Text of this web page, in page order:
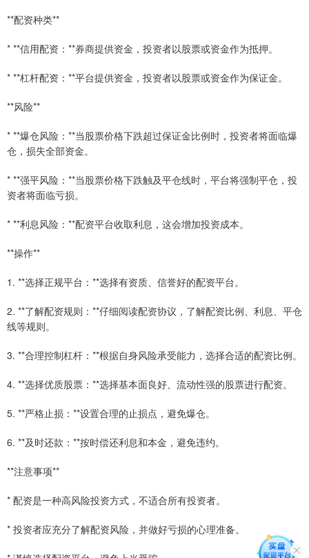
**配资种类**
* **信用配资：**券商提供资金，投资者以股票或资金作为抵押。
* **杠杆配资：**平台提供资金，投资者以股票或资金作为保证金。
**风险**
* **爆仓风险：**当股票价格下跌超过保证金比例时，投资者将面临爆
仓，损失全部资金。
* **强平风险：**当股票价格下跌触及平仓线时，平台将强制平仓，投
资者将面临亏损。
* **利息风险：**配资平台收取利息，这会增加投资成本。
**操作**
1. **选择正规平台：**选择有资质、信誉好的配资平台。
2. **了解配资规则：**仔细阅读配资协议，了解配资比例、利息、平仓
线等规则。
3. **合理控制杠杆：**根据自身风险承受能力，选择合适的配资比例。
4. **选择优质股票：**选择基本面良好、流动性强的股票进行配资。
5. **严格止损：**设置合理的止损点，避免爆仓。
6. **及时还款：**按时偿还利息和本金，避免违约。
**注意事项**
* 配资是一种高风险投资方式，不适合所有投资者。
* 投资者应充分了解配资风险，并做好亏损的心理准备。